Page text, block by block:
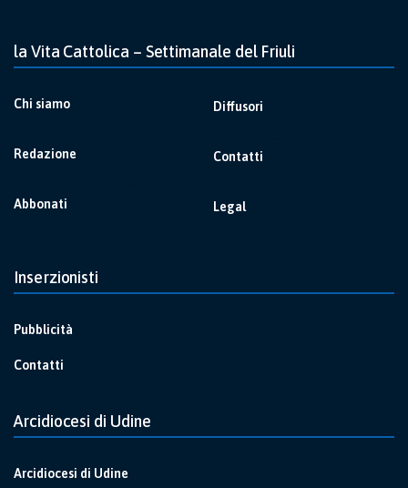
la Vita Cattolica – Settimanale del Friuli
Chi siamo
Redazione
Abbonati
Diffusori
Contatti
Legal
Inserzionisti
Pubblicità
Contatti
Arcidiocesi di Udine
Arcidiocesi di Udine